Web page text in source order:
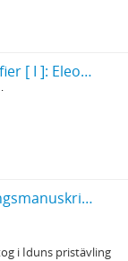
Porträtt och gruppfotografier [ I ]: Eleonora Duse
Gösta Berlings saga - tävlingsmanuskriptet
i Iduns pristävling